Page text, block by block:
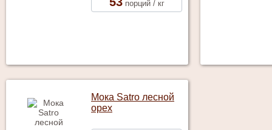
порций / кг
Мока Satro лесной
орех